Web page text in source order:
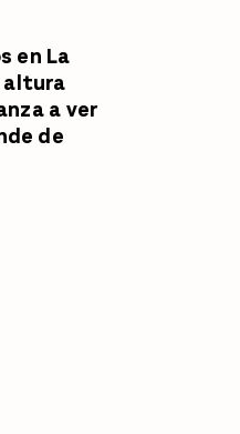
en La
altura
a ver
de